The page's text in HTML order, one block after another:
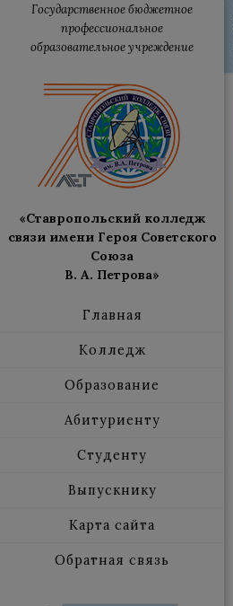
Государственное бюджетное
профессиональное
образовательное учреждение
«Ставропольский колледж
связи имени Героя Советского
Союза
В. А. Петрова»
Главная
Колледж
Образование
Абитуриенту
Студенту
Выпускнику
Карта сайта
Обратная связь